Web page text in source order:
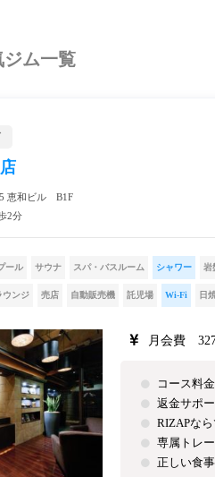
ム一覧
恵和ビル B1F
2分
ール サウナ スパ・バスルーム シャワー 岩
ウンジ 売店 自動販売機 託児場 Wi-Fi 日
月会費
コース料
返金サポー
RIZAPな
専属トレ
正しい食